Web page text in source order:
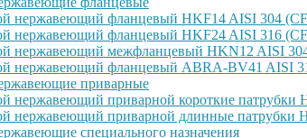
нержавеющий фланцевый HKF14 AISI 304
нержавеющий фланцевый HKF24 AISI 316
нержавеющий межфланцевый HKN12 AISI
нержавеющий фланцевый ABRA-BV41 AISI
приварные
нержавеющий приварной короткие патрубки
нержавеющий приварной длинные патрубки
специального назначения